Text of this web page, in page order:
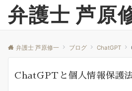
弁護士 芦原
弁護士 芦原修一 ブログ ChatGPT
ChatGPTと個人情報保護